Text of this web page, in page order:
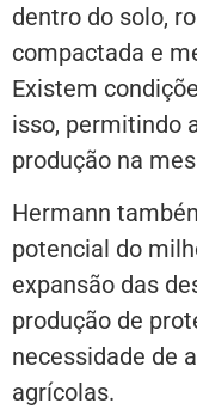
dentro do solo,
compactada e
Existem
isso, permitindo
produção na
Hermann
potencial do
expansão das
produção de
necessidade de
agrícolas.